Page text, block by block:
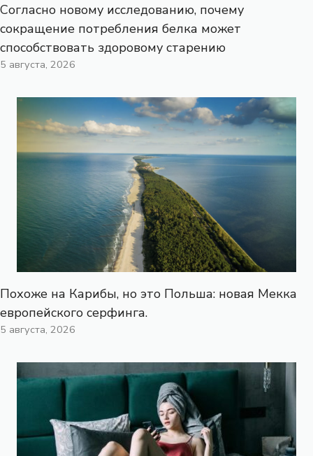
Согласно новому исследованию, почему
сокращение потребления белка может
способствовать здоровому старению
5 августа, 2026
Похоже на Карибы, но это Польша: новая Мекка
европейского серфинга.
5 августа, 2026